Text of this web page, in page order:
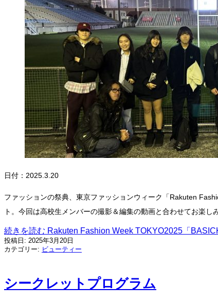
日付：2025.3.20
ファッションの祭典、東京ファッションウィーク「Rakuten
ト。今回は高校生メンバーの撮影＆編集の動画と合わせてお楽し
続きを読む Rakuten Fashion Week TOKYO2025「
投稿日: 2025年3月20日
カテゴリー: ビューティー
シークレットプログラム